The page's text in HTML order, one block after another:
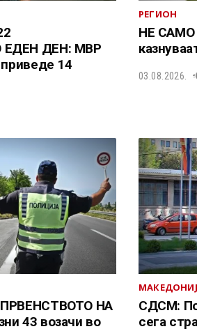
ДЕН: МВР
14
РЕГИОН
НЕ САМО
03.08.2026.
НА
43 возачи во
СДСМ: По
сега